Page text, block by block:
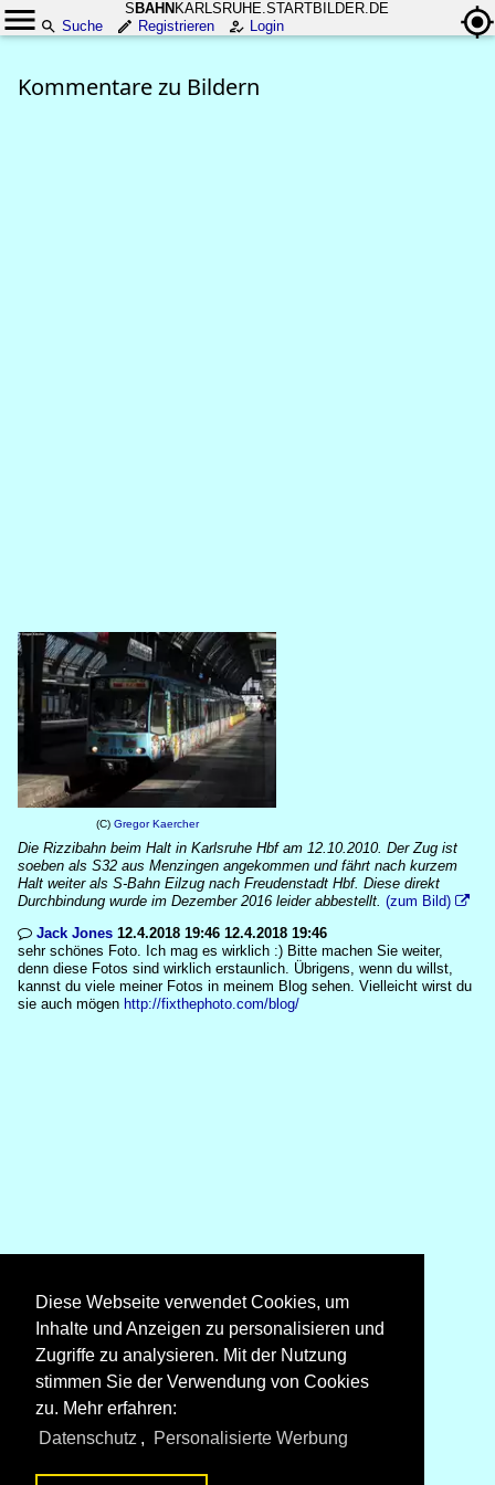
S BAHN KARLSRUHE.STARTBILDER.DE
Suche
Registrieren Login
Kommentare zu Bildern
(C) Gregor Kaercher
Die Rizzibahn beim Halt in Karlsruhe Hbf am 12.10.2010. Der Zug ist
soeben als S32 aus Menzingen angekommen und fährt nach kurzem
Halt weiter als S-Bahn Eilzug nach Freudenstadt Hbf. Diese direkt
Durchbindung wurde im Dezember 2016 leider abbestellt. (zum Bild) 
 Jack Jones 12.4.2018 19:46 12.4.2018 19:46
sehr schönes Foto. Ich mag es wirklich :) Bitte machen Sie weiter,
denn diese Fotos sind wirklich erstaunlich. Übrigens, wenn du willst,
kannst du viele meiner Fotos in meinem Blog sehen. Vielleicht wirst du
sie auch mögen http://fixthephoto.com/blog/
Diese Webseite verwendet Cookies, um
Inhalte und Anzeigen zu personalisieren und
Zugriffe zu analysieren. Mit der Nutzung
stimmen Sie der Verwendung von Cookies
zu. Mehr erfahren:
Datenschutz , Personalisierte Werbung